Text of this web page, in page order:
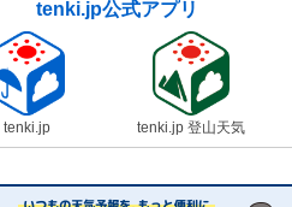
tenki.jp公式アプリ
tenki.jp tenki.jp 登山天気